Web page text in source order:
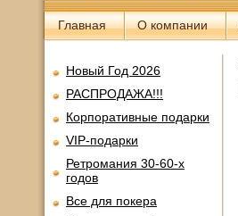
Главная О компании
Новый Год 2026
РАСПРОДАЖА!!!
Корпоративные подарки
VIP-подарки
Ретромания 30-60-х
годов
Все для покера